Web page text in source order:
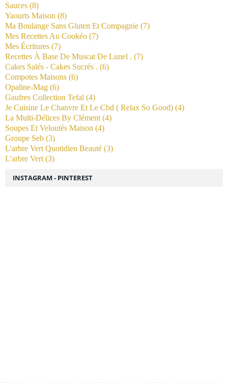
Sauces (8)
Yaourts Maison (8)
Ma Boulange Sans Gluten Et Compagnie (7)
Mes Recettes Au Cookéo (7)
Mes Écritures (7)
Recettes À Base De Muscat De Lunel . (7)
Cakes Salés - Cakes Sucrés . (6)
Compotes Maisons (6)
Opaline-Mag (6)
Gaufres Collection Tefal (4)
Je Cuisine Le Chanvre Et Le Cbd ( Relax So Good) (4)
La Multi-Délices By Clément (4)
Soupes Et Veloutés Maison (4)
Groupe Seb (3)
L'arbre Vert Quotidien Beauté (3)
L'arbre Vert (3)
INSTAGRAM - PINTEREST